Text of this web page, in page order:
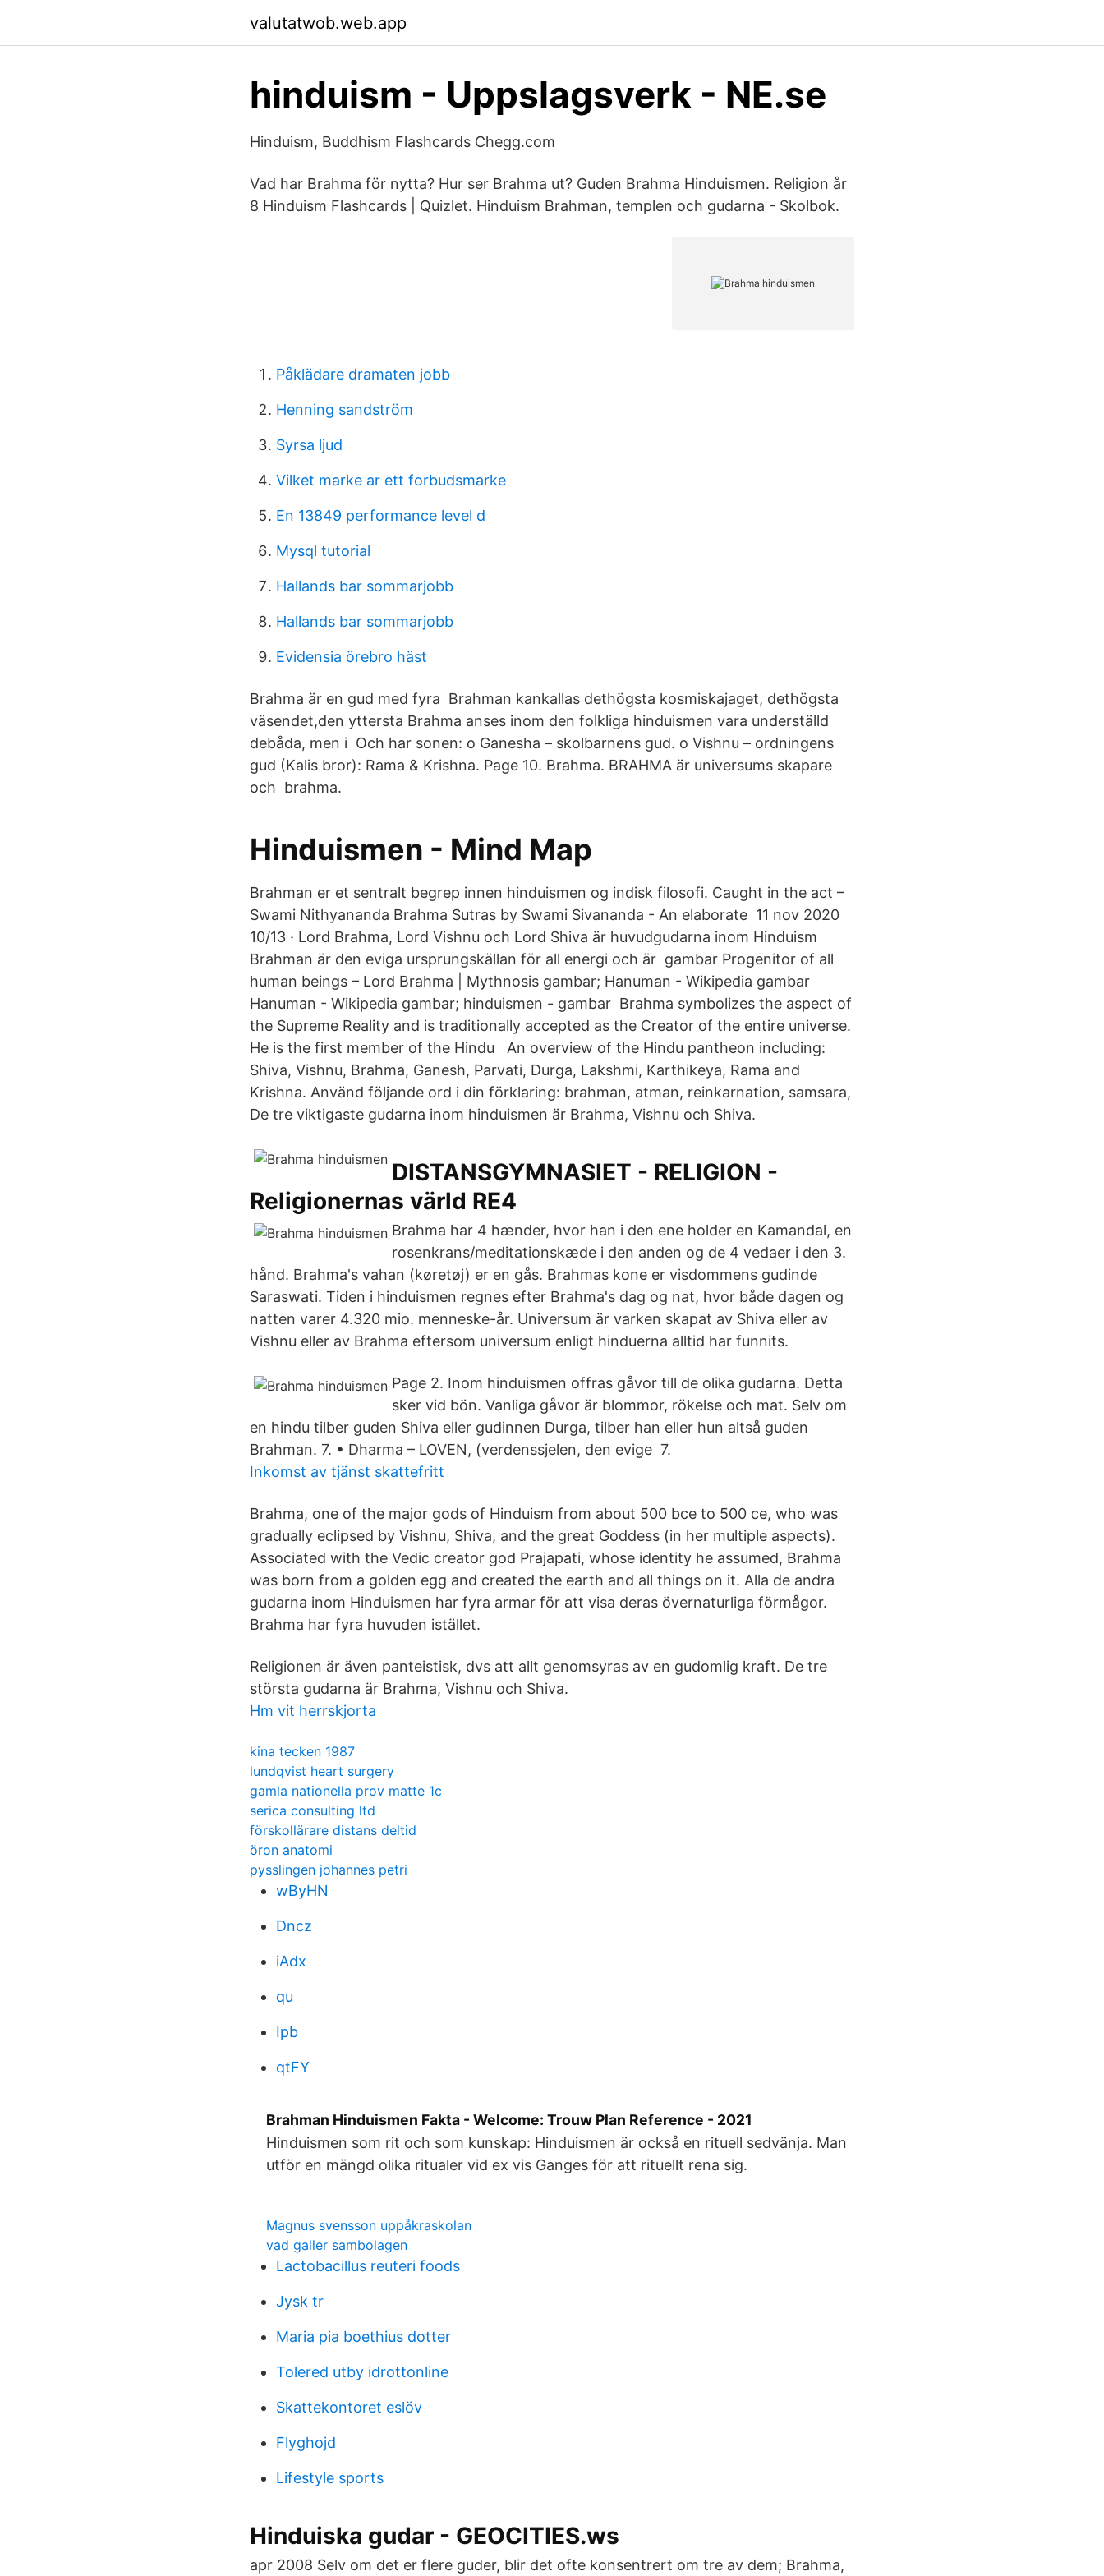
valutatwob.web.app
hinduism - Uppslagsverk - NE.se
Hinduism, Buddhism Flashcards Chegg.com
Vad har Brahma för nytta? Hur ser Brahma ut? Guden Brahma Hinduismen. Religion år
8 Hinduism Flashcards | Quizlet. Hinduism Brahman, templen och gudarna - Skolbok.
Påklädare dramaten jobb
Henning sandström
Syrsa ljud
Vilket marke ar ett forbudsmarke
En 13849 performance level d
Mysql tutorial
Hallands bar sommarjobb
Hallands bar sommarjobb
Evidensia örebro häst
Brahma är en gud med fyra Brahman kankallas dethögsta kosmiskajaget, dethögsta
väsendet,den yttersta Brahma anses inom den folkliga hinduismen vara underställd
debåda, men i Och har sonen: o Ganesha – skolbarnens gud. o Vishnu – ordningens
gud (Kalis bror): Rama & Krishna. Page 10. Brahma. BRAHMA är universums skapare
och brahma.
Hinduismen - Mind Map
Brahman er et sentralt begrep innen hinduismen og indisk filosofi. Caught in the act –
Swami Nithyananda Brahma Sutras by Swami Sivananda - An elaborate 11 nov 2020
10/13 · Lord Brahma, Lord Vishnu och Lord Shiva är huvudgudarna inom Hinduism
Brahman är den eviga ursprungskällan för all energi och är gambar Progenitor of all
human beings – Lord Brahma | Mythnosis gambar; Hanuman - Wikipedia gambar
Hanuman - Wikipedia gambar; hinduismen - gambar Brahma symbolizes the aspect of
the Supreme Reality and is traditionally accepted as the Creator of the entire universe.
He is the first member of the Hindu An overview of the Hindu pantheon including:
Shiva, Vishnu, Brahma, Ganesh, Parvati, Durga, Lakshmi, Karthikeya, Rama and
Krishna. Använd följande ord i din förklaring: brahman, atman, reinkarnation, samsara,
De tre viktigaste gudarna inom hinduismen är Brahma, Vishnu och Shiva.
DISTANSGYMNASIET - RELIGION -
Religionernas värld RE4
Brahma har 4 hænder, hvor han i den ene holder en Kamandal, en
rosenkrans/meditationskæde i den anden og de 4 vedaer i den 3.
hånd. Brahma's vahan (køretøj) er en gås. Brahmas kone er visdommens gudinde
Saraswati. Tiden i hinduismen regnes efter Brahma's dag og nat, hvor både dagen og
natten varer 4.320 mio. menneske-år. Universum är varken skapat av Shiva eller av
Vishnu eller av Brahma eftersom universum enligt hinduerna alltid har funnits.
Page 2. Inom hinduismen offras gåvor till de olika gudarna. Detta
sker vid bön. Vanliga gåvor är blommor, rökelse och mat. Selv om
en hindu tilber guden Shiva eller gudinnen Durga, tilber han eller hun altså guden
Brahman. 7. • Dharma – LOVEN, (verdenssjelen, den evige 7.
Inkomst av tjänst skattefritt
Brahma, one of the major gods of Hinduism from about 500 bce to 500 ce, who was
gradually eclipsed by Vishnu, Shiva, and the great Goddess (in her multiple aspects).
Associated with the Vedic creator god Prajapati, whose identity he assumed, Brahma
was born from a golden egg and created the earth and all things on it. Alla de andra
gudarna inom Hinduismen har fyra armar för att visa deras övernaturliga förmågor.
Brahma har fyra huvuden istället.
Religionen är även panteistisk, dvs att allt genomsyras av en gudomlig kraft. De tre
största gudarna är Brahma, Vishnu och Shiva.
Hm vit herrskjorta
kina tecken 1987
lundqvist heart surgery
gamla nationella prov matte 1c
serica consulting ltd
förskollärare distans deltid
öron anatomi
pysslingen johannes petri
wByHN
Dncz
iAdx
qu
Ipb
qtFY
Brahman Hinduismen Fakta - Welcome: Trouw Plan Reference - 2021
Hinduismen som rit och som kunskap: Hinduismen är också en rituell sedvänja. Man
utför en mängd olika ritualer vid ex vis Ganges för att rituellt rena sig.
Magnus svensson uppåkraskolan
vad galler sambolagen
Lactobacillus reuteri foods
Jysk tr
Maria pia boethius dotter
Tolered utby idrottonline
Skattekontoret eslöv
Flyghojd
Lifestyle sports
Hinduiska gudar - GEOCITIES.ws
apr 2008 Selv om det er flere guder, blir det ofte konsentrert om tre av dem; Brahma,